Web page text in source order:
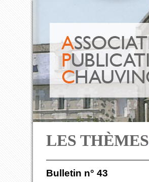
LES THÈMES
Bulletin n° 43